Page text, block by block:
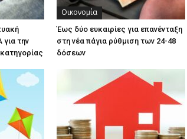
την
Οικονομία
Έως δύο ευκαιρίες για επανένταξη
στη νέα πάγια ρύθμιση των 24-48
δόσεων